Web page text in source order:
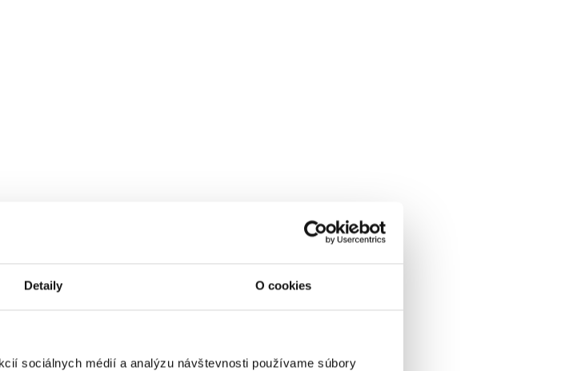
Detaily O cookies
sociálnych médií a analýzu návštevnosti používame súbory